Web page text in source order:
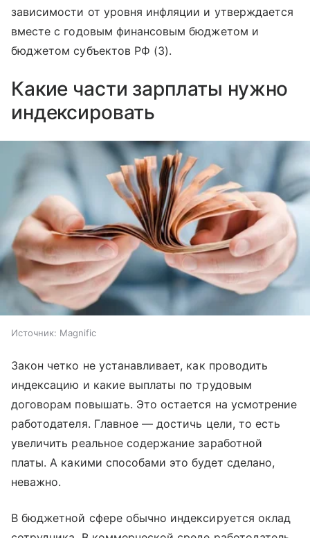
зависимости от уровня инфляции и утверждается
вместе с годовым финансовым бюджетом и
бюджетом субъектов РФ (3).
Какие части зарплаты нужно
индексировать
Источник: Magnific
Закон четко не устанавливает, как проводить
индексацию и какие выплаты по трудовым
договорам повышать. Это остается на усмотрение
работодателя. Главное — достичь цели, то есть
увеличить реальное содержание заработной
платы. А какими способами это будет сделано,
неважно.
В бюджетной сфере обычно индексируется оклад